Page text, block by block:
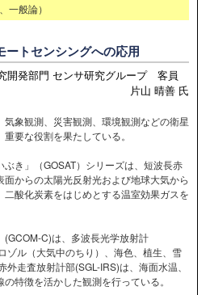
一般論）
トセンシングへの応用
開発部門 センサ研究グループ 客員
片山 晴善 氏
象観測、災害観測、環境観測などの衛星
要な役割を果たしている。
き」（GOSAT）シリーズは、短波長赤
からの太陽光反射光および地球大気から
酸化炭素をはじめとする温室効果ガスを
C)は、多波長光学放射計
ゾル（大気中のちり）、海色、植生、雪
走査放射計部(SGL-IRS)は、海面水温、
特徴を活かした観測を行っている。